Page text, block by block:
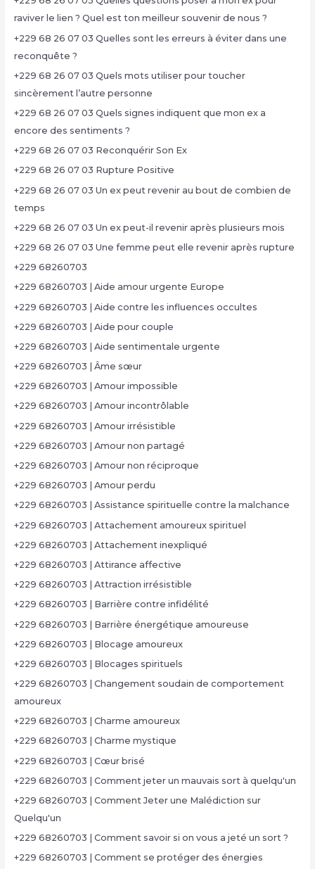
raviver le lien ? Quel est ton meilleur souvenir de nous ?
+229 68 26 07 03 Quelles sont les erreurs à éviter dans une
reconquête ?
+229 68 26 07 03 Quels mots utiliser pour toucher
sincèrement l’autre personne
+229 68 26 07 03 Quels signes indiquent que mon ex a
encore des sentiments ?
+229 68 26 07 03 Reconquérir Son Ex
+229 68 26 07 03 Rupture Positive
+229 68 26 07 03 Un ex peut revenir au bout de combien de
temps
+229 68 26 07 03 Un ex peut-il revenir après plusieurs mois
+229 68 26 07 03 Une femme peut elle revenir après rupture
+229 68260703
+229 68260703 | Aide amour urgente Europe
+229 68260703 | Aide contre les influences occultes
+229 68260703 | Aide pour couple
+229 68260703 | Aide sentimentale urgente
+229 68260703 | Âme sœur
+229 68260703 | Amour impossible
+229 68260703 | Amour incontrôlable
+229 68260703 | Amour irrésistible
+229 68260703 | Amour non partagé
+229 68260703 | Amour non réciproque
+229 68260703 | Amour perdu
+229 68260703 | Assistance spirituelle contre la malchance
+229 68260703 | Attachement amoureux spirituel
+229 68260703 | Attachement inexpliqué
+229 68260703 | Attirance affective
+229 68260703 | Attraction irrésistible
+229 68260703 | Barrière contre infidélité
+229 68260703 | Barrière énergétique amoureuse
+229 68260703 | Blocage amoureux
+229 68260703 | Blocages spirituels
+229 68260703 | Changement soudain de comportement
amoureux
+229 68260703 | Charme amoureux
+229 68260703 | Charme mystique
+229 68260703 | Cœur brisé
+229 68260703 | Comment jeter un mauvais sort à quelqu'un
+229 68260703 | Comment Jeter une Malédiction sur
Quelqu'un
+229 68260703 | Comment savoir si on vous a jeté un sort ?
+229 68260703 | Comment se protéger des énergies